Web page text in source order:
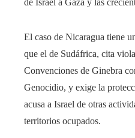
de Israel a Gaza y las
El caso de Nicaragua tiene
que el de Sudáfrica, cita
Convenciones de Ginebra
Genocidio, y exige la
acusa a Israel de otras
territorios ocupados.